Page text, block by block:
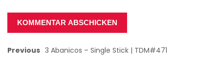
Previous 3 Abanicos – Single Stick | TDM#471